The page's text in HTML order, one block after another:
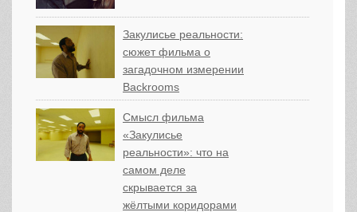
Закулисье реальности:
сюжет фильма о
загадочном измерении
Backrooms
Смысл фильма
«Закулисье
реальности»: что на
самом деле
скрывается за
жёлтыми коридорами